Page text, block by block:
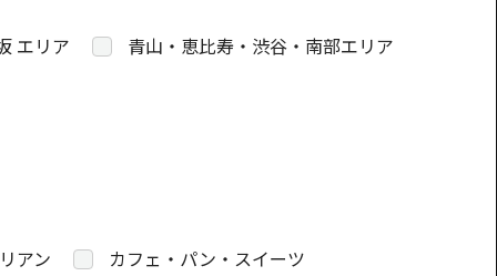
エリア 青山・恵比寿・渋谷・南部エリア
アン カフェ・パン・スイーツ